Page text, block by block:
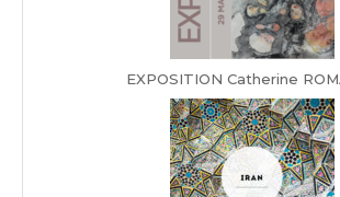
EXPOSITION Catherine